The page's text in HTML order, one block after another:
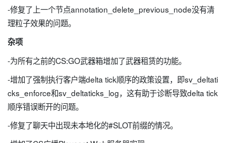
-修复了上一个节点annotation_delete_previous_node没有清
理粒子效果的问题。
杂项
-为所有之前的CS:GO武器箱增加了武器租赁的功能。
-增加了强制执行客户端delta tick顺序的政策设置，即sv_deltati
cks_enforce和sv_deltaticks_log，这有助于诊断导致delta tick
顺序错误断开的问题。
-修复了聊天中出现未本地化的#SLOT前缀的情况。